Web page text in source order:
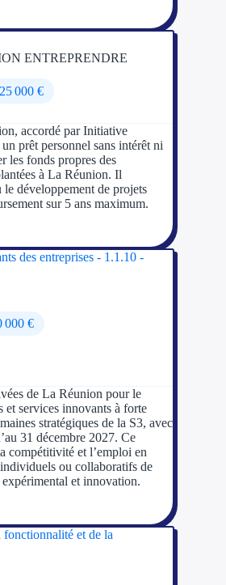
Investir dans
Aides Fiscales et
Prêts publics
Prêt
Par financeur
Aides par
Aides
ENTREPRENDRE
000 €
accordé par Initiative
prêt personnel sans intérêt ni
les fonds propres des
à La Réunion. Il
développement de projets
sur 5 ans maximum.
des entreprises - 1.1.10 -
000 €
de La Réunion pour le
et services innovants à forte
stratégiques de la S3, avec
31 décembre 2027. Ce
compétitivité et l’emploi en
ou collaboratifs de
et innovation.
fonctionnalité et de la